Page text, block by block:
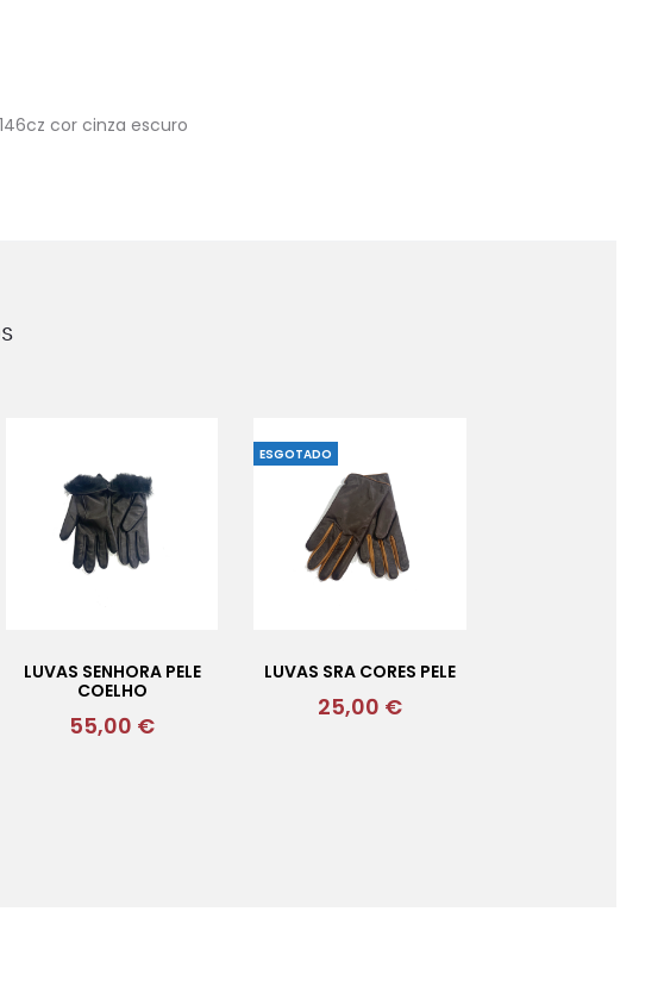
cor cinza escuro
LUVAS SENHORA PELE
COELHO
55,00 €
ESGOTADO
LUVAS SRA CORES PELE
25,00 €